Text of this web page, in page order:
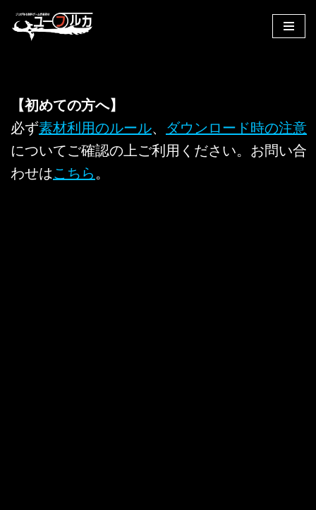
へ
キ
ッ
【初めての方へ】
必ず素材利用のルール、 ダウンロード時の注意
についてご確認の上ご利用ください。お問い合
わせはこちら 。